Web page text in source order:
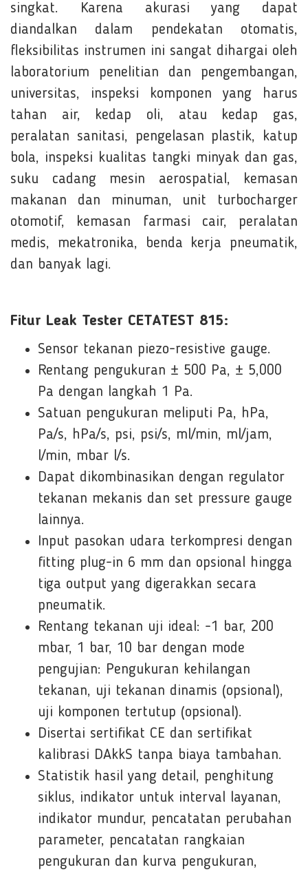
singkat. Karena akurasi yang dapat
diandalkan dalam pendekatan otomatis,
fleksibilitas instrumen ini sangat dihargai oleh
laboratorium penelitian dan pengembangan,
universitas, inspeksi komponen yang harus
tahan air, kedap oli, atau kedap gas,
peralatan sanitasi, pengelasan plastik, katup
bola, inspeksi kualitas tangki minyak dan gas,
suku cadang mesin aerospatial, kemasan
makanan dan minuman, unit turbocharger
otomotif, kemasan farmasi cair, peralatan
medis, mekatronika, benda kerja pneumatik,
dan banyak lagi.
Fitur Leak Tester CETATEST 815:
Sensor tekanan piezo-resistive gauge.
Rentang pengukuran ± 500 Pa, ± 5,000
Pa dengan langkah 1 Pa.
Satuan pengukuran meliputi Pa, hPa,
Pa/s, hPa/s, psi, psi/s, ml/min, ml/jam,
l/min, mbar l/s.
Dapat dikombinasikan dengan regulator
tekanan mekanis dan set pressure gauge
lainnya.
Input pasokan udara terkompresi dengan
fitting plug-in 6 mm dan opsional hingga
tiga output yang digerakkan secara
pneumatik.
Rentang tekanan uji ideal: -1 bar, 200
mbar, 1 bar, 10 bar dengan mode
pengujian: Pengukuran kehilangan
tekanan, uji tekanan dinamis (opsional),
uji komponen tertutup (opsional).
Disertai sertifikat CE dan sertifikat
kalibrasi DAkkS tanpa biaya tambahan.
Statistik hasil yang detail, penghitung
siklus, indikator untuk interval layanan,
indikator mundur, pencatatan perubahan
parameter, pencatatan rangkaian
pengukuran dan kurva pengukuran,